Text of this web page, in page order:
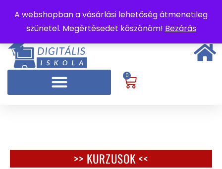
A webshopban a vásárlási lehetőség átmenetileg
szünetel. Megértésedet köszönöm! Bezárás
0
>> KURZUSOK <<